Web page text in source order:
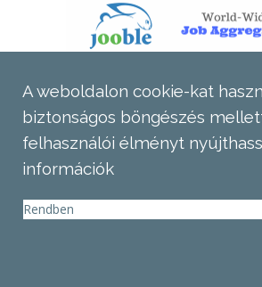
A weboldalon cookie-kat
biztonságos böngészés
felhasználói élményt
információk
Rendben